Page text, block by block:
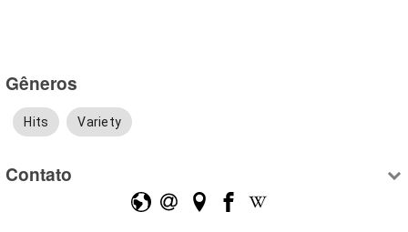
Gêneros
Hits Variety
Contato